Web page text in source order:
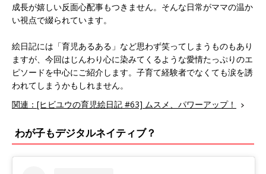
成長が嬉しい反面心配事もつきません。そんな日常がママの温か
い視点で綴られています。
絵日記には「育児あるある」など思わず笑ってしまうものもあり
ますが、今回はじんわり心に染みてくるような愛情たっぷりのエ
ピソードを中心にご紹介します。子育て経験者でなくても涙を誘
われてしまうかもしれません。
関連：[ヒビユウの育児絵日記 #63] ムスメ、パワーアップ！
わが子もデジタルネイティブ？